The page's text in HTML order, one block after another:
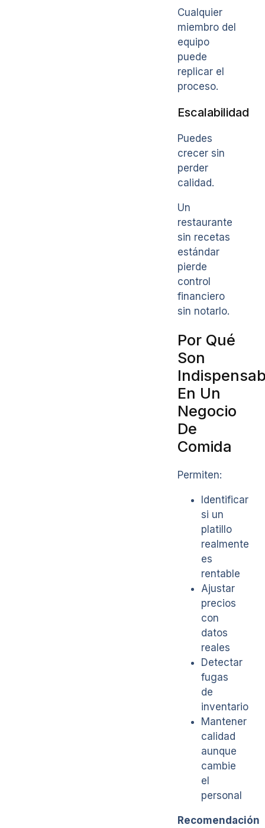
Cualquier
miembro del
equipo
puede
replicar el
proceso.
Escalabilidad
Puedes
crecer sin
perder
calidad.
Un
restaurante
sin recetas
estándar
pierde
control
financiero
sin notarlo.
Por Qué
Son
En Un
Negocio
De
Comida
Permiten:
Identificar
si un
platillo
realmente
es
rentable
Ajustar
precios
con
datos
reales
Detectar
fugas
de
inventario
Mantener
calidad
aunque
cambie
el
personal
Recomendación